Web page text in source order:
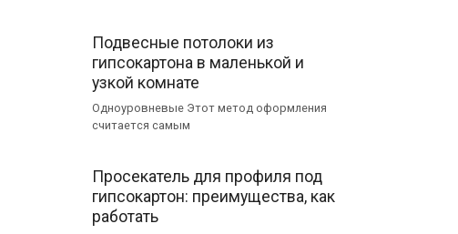
Подвесные потолоки из
гипсокартона в маленькой и
узкой комнате
Одноуровневые Этот метод оформления
считается самым
Просекатель для профиля под
гипсокартон: преимущества, как
работать